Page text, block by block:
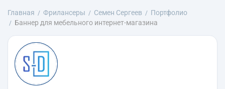
Главная Фрилансеры Семен Сергеев
Портфолио
Баннер для мебельного интернет-магазина